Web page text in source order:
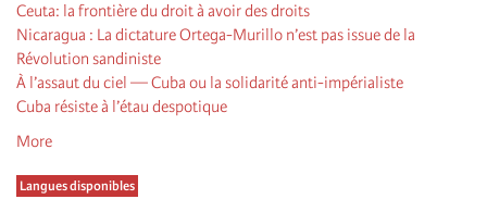
Ceuta: la frontière du droit à avoir des droits
Nicaragua : La dictature Ortega-Murillo n’est pas issue de la
Révolution sandiniste
À l’assaut du ciel — Cuba ou la solidarité anti-impérialiste
Cuba résiste à l’étau despotique
More
Langues disponibles